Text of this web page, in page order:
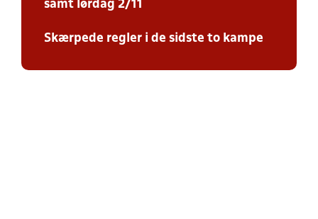
samt lørdag 2/11
Skærpede regler i de sidste to kampe